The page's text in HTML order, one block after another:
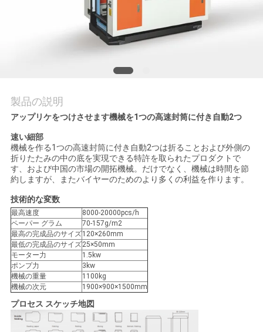
質
管
理
私
達
に
連
絡
し
な
製品の説明
アップリケをつけさせます機械を1つの高速封筒に付き自動2つ
速い細部
機械を作る1つの高速封筒に付き自動2つは折ることおよび外側の
折りたたみの中の底を実現できる特許を取られたプロダクトで
す、および中国の市場の開拓機械。だけでなく、機械は時間を節
約しますが、またバイヤーのためのより多くの利益を作ります。
技術的な変数
最高速度
8000-20000pcs/h
ペーパー グラム
70-157g/m2
最高の完成品のサイズ120×260mm
最低の完成品のサイズ25×50mm
モーター力
1.5kw
ポンプ力
3kw
機械の重量
1100kg
機械の次元
1900×900×1500mm
プロセス スケッチ地図